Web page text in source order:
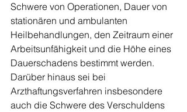
Schwere von Operationen, Dauer von
stationären und ambulanten
Heilbehandlungen, den Zeitraum einer
Arbeitsunfähigkeit und die Höhe eines
Dauerschadens bestimmt werden.
Darüber hinaus sei bei
Arzthaftungsverfahren insbesondere
auch die Schwere des Verschuldens